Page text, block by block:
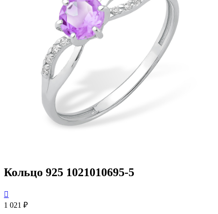
Кольцо 925 1021010695-5

1 021 ₽